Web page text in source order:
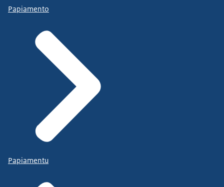
Papiamento
Papiamentu